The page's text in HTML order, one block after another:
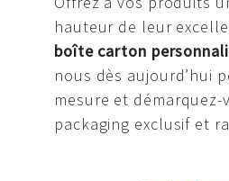
hauteur de leur
boîte carton
nous dès aujourd’hui
mesure et démarquez-
packaging exclusif et